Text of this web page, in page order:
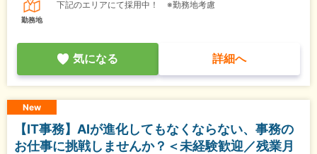
勤務地
下記のエリアにて採用中！ ※勤務地考慮
気になる 詳細へ
New
【IT事務】AIが進化してもなくならない、事務の
お仕事に挑戦しませんか？＜未経験歓迎／残業月